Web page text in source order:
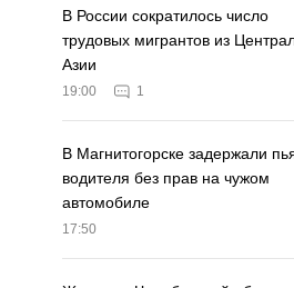
В России сократилось число
трудовых мигрантов из
Азии
19:00 1
В Магнитогорске задержали
водителя без прав на чужом
автомобиле
17:50